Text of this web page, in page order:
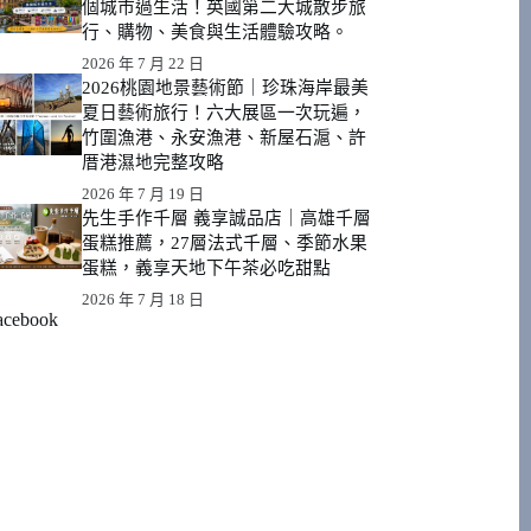
個城市過生活！英國第二大城散步旅
行、購物、美食與生活體驗攻略。
2026 年 7 月 22 日
2026桃園地景藝術節｜珍珠海岸最美
夏日藝術旅行！六大展區一次玩遍，
竹圍漁港、永安漁港、新屋石滬、許
厝港濕地完整攻略
2026 年 7 月 19 日
先生手作千層 義享誠品店｜高雄千層
蛋糕推薦，27層法式千層、季節水果
蛋糕，義享天地下午茶必吃甜點
2026 年 7 月 18 日